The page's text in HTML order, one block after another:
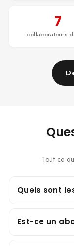
7
collaborateurs
Tout ce
Quels sont
Est-ce un